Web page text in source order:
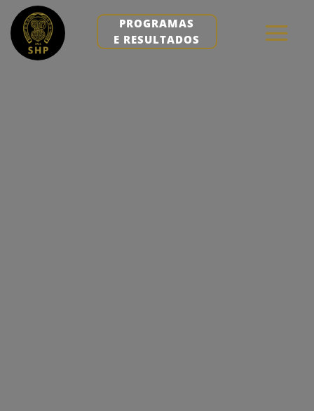
PROGRAMAS
E RESULTADOS